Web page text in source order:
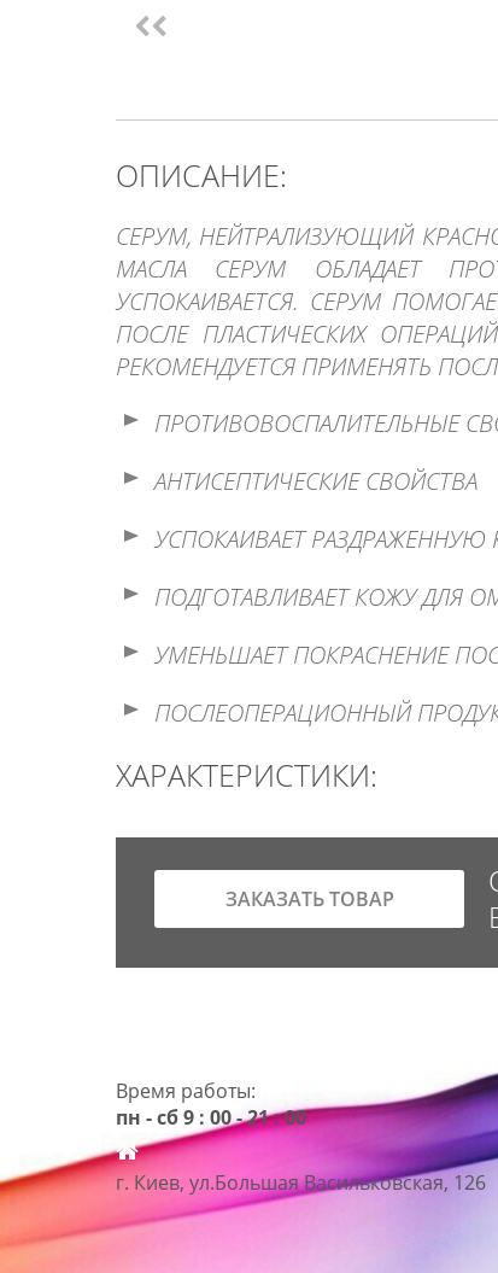
ОПИСАНИЕ:
СЕРУМ, НЕЙТРАЛИЗУЮЩИЙ
МАСЛА СЕРУМ ОБЛАДАЕТ
УСПОКАИВАЕТСЯ. СЕРУМ
ПОСЛЕ ПЛАСТИЧЕСКИХ
РЕКОМЕНДУЕТСЯ ПРИМЕНЯТЬ
ПРОТИВОВОСПАЛИТЕЛЬНЫЕ
АНТИСЕПТИЧЕСКИЕ СВОЙСТВА
УСПОКАИВАЕТ РАЗДРАЖЕННУЮ
ПОДГОТАВЛИВАЕТ КОЖУ ДЛЯ
УМЕНЬШАЕТ ПОКРАСНЕНИЕ
ПОСЛЕОПЕРАЦИОННЫЙ
ХАРАКТЕРИСТИКИ:
ЗАКАЗАТЬ ТОВАР
Время работы:
пн - сб 9 : 00 - 21 : 00
г. Киев, ул.Большая Васильковская, 126